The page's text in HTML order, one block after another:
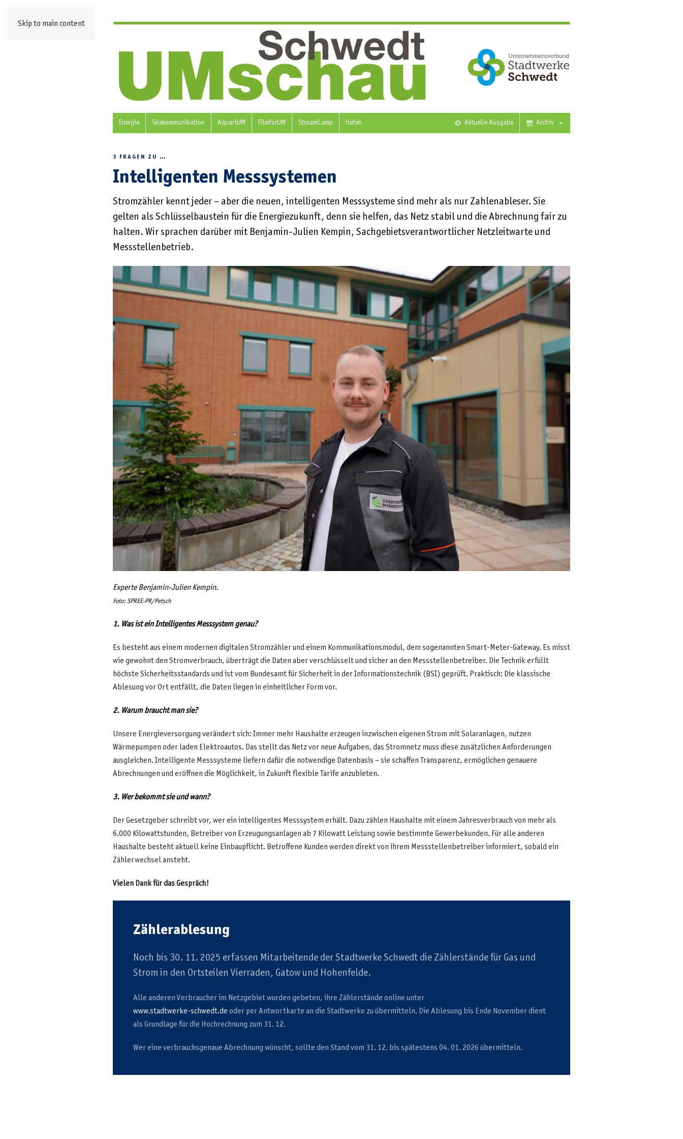
Skip to main content
Energie Telekommunikation AquariUM FilmforUM StroamCamp Hafen Archiv
Aktuelle Ausgabe
3 FRAGEN ZU …
Intelligenten Messsystemen
Stromzähler kennt jeder – aber die neuen, intelligenten Messsysteme sind mehr als nur Zahlenableser. Sie
gelten als Schlüsselbaustein für die Energiezukunft, denn sie helfen, das Netz stabil und die Abrechnung fair zu
halten. Wir sprachen darüber mit Benjamin-Julien Kempin, Sachgebietsverantwortlicher Netzleitwarte und
Messstellenbetrieb.
Experte Benjamin-Julien Kempin.
Foto: SPREE-PR/Petsch
1. Was ist ein Intelligentes Messsystem genau?
Es besteht aus einem modernen digitalen Stromzähler und einem Kommunikationsmodul, dem sogenannten Smart-Meter-Gateway. Es misst
wie gewohnt den Stromverbrauch, überträgt die Daten aber verschlüsselt und sicher an den Messstellenbetreiber. Die Technik erfüllt
höchste Sicherheitsstandards und ist vom Bundesamt für Sicherheit in der Informationstechnik (BSI) geprüft. Praktisch: Die klassische
Ablesung vor Ort entfällt, die Daten liegen in einheitlicher Form vor.
2. Warum braucht man sie?
Unsere Energieversorgung verändert sich: Immer mehr Haushalte erzeugen inzwischen eigenen Strom mit Solaranlagen, nutzen
Wärmepumpen oder laden Elektroautos. Das stellt das Netz vor neue Aufgaben, das Stromnetz muss diese zusätzlichen Anforderungen
ausgleichen. Intelligente Messsysteme liefern dafür die notwendige Datenbasis – sie schaffen Transparenz, ermöglichen genauere
Abrechnungen und eröffnen die Möglichkeit, in Zukunft flexible Tarife anzubieten.
3. Wer bekommt sie und wann?
Der Gesetzgeber schreibt vor, wer ein intelligentes Messsystem erhält. Dazu zählen Haushalte mit einem Jahresverbrauch von mehr als
6.000 Kilowattstunden, Betreiber von Erzeugungsanlagen ab 7 Kilowatt Leistung sowie bestimmte Gewerbekunden. Für alle anderen
Haushalte besteht aktuell keine Einbaupflicht. Betroffene Kunden werden direkt von ihrem Messstellenbetreiber informiert, sobald ein
Zählerwechsel ansteht.
Vielen Dank für das Gespräch!
Zählerablesung
Noch bis 30. 11. 2025 erfassen Mitarbeitende der Stadtwerke Schwedt die Zählerstände für Gas und
Strom in den Ortsteilen Vierraden, Gatow und Hohenfelde.
Alle anderen Verbraucher im Netzgebiet wurden gebeten, ihre Zählerstände online unter
www.stadtwerke-schwedt.de oder per Antwortkarte an die Stadtwerke zu übermitteln. Die Ablesung bis Ende November dient
als Grundlage für die Hochrechnung zum 31. 12.
Wer eine verbrauchsgenaue Abrechnung wünscht, sollte den Stand vom 31. 12. bis spätestens 04. 01. 2026 übermitteln.